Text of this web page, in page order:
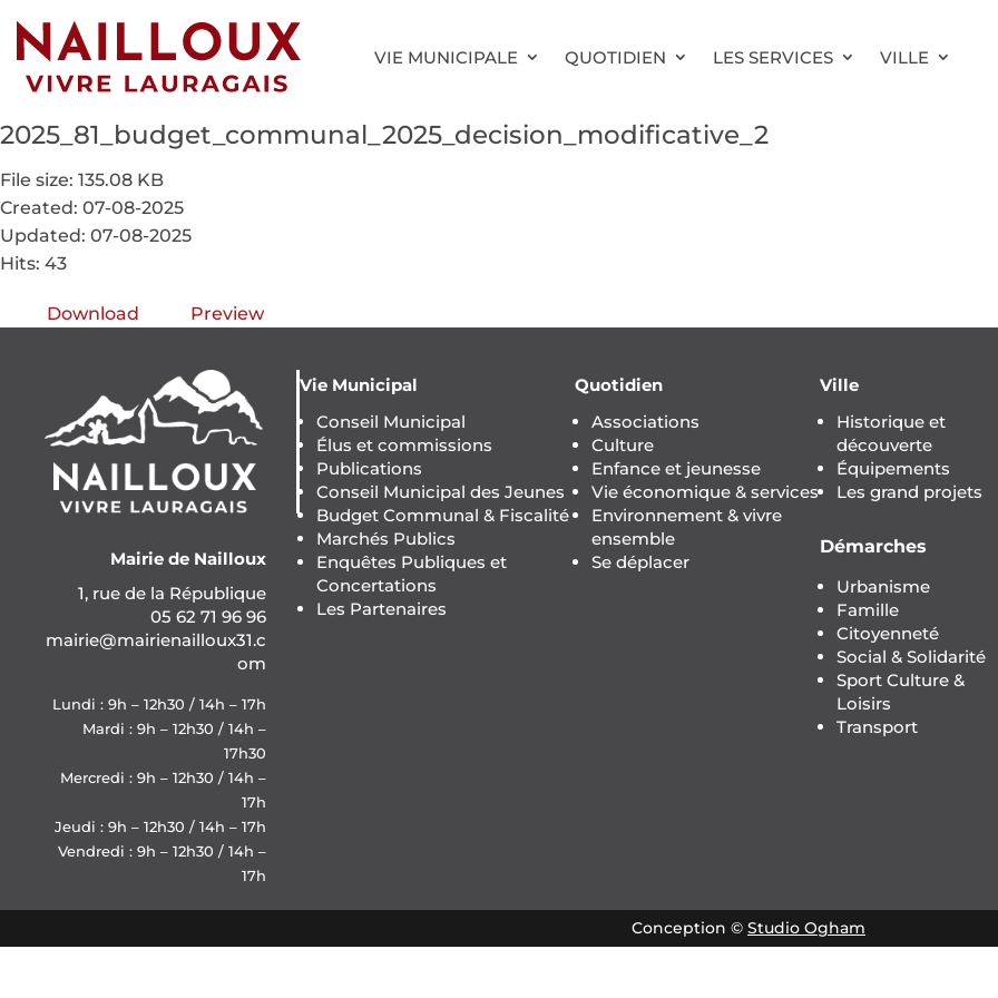
VIE MUNICIPALE QUOTIDIEN LES SERVICES VILLE
2025_81_budget_communal_2025_decision_modificative_2
File size: 135.08 KB
Created: 07-08-2025
Updated: 07-08-2025
Hits: 43
Download Preview
Mairie de Nailloux
1, rue de la République
05 62 71 96 96
mairie@mairienailloux31.c
om
Lundi : 9h – 12h30 / 14h – 17h
Mardi : 9h – 12h30 / 14h –
17h30
Mercredi : 9h – 12h30 / 14h –
17h
Jeudi : 9h – 12h30 / 14h – 17h
Vendredi : 9h – 12h30 / 14h –
17h
Vie Municipal
Conseil Municipal
Élus et commissions
Publications
Conseil Municipal des Jeunes
Budget Communal & Fiscalité
Marchés Publics
Enquêtes Publiques et
Concertations
Les Partenaires
Quotidien
Associations
Culture
Enfance et jeunesse
Vie économique & services
Environnement & vivre
ensemble
Se déplacer
Ville
Historique et
découverte
Équipements
Les grand projets
Démarches
Urbanisme
Famille
Citoyenneté
Social & Solidarité
Sport Culture &
Loisirs
Transport
Conception © Studio Ogham